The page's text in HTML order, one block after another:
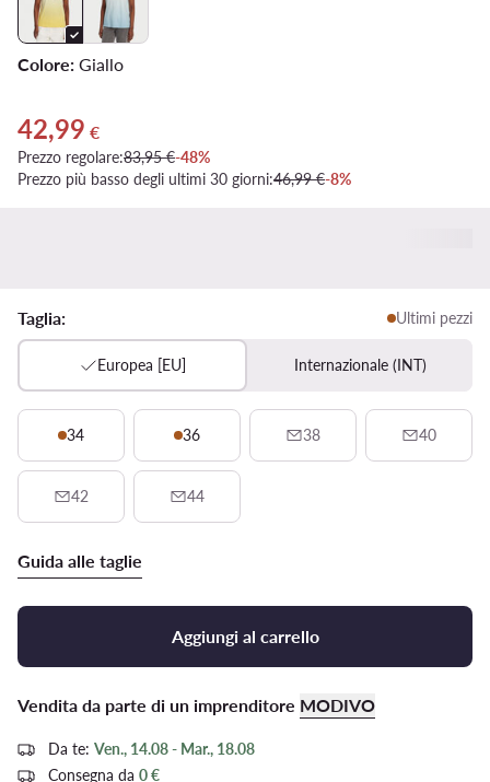
Colore: Giallo
Prezzo attuale 42,99 €
42,99 €
Prezzo regolare:83,95 €-48%
Prezzo più basso degli ultimi 30 giorni:46,99 €-8%
Taglia: Ultimi pezzi
Europea [EU] Internazionale (INT)
34 36 38 40
42 44
Guida alle taglie
Aggiungi al carrello
Vendita da parte di un imprenditore MODIVO
Da te: Ven., 14.08 - Mar., 18.08
Consegna da 0 €